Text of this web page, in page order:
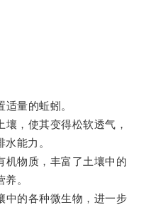
量的蚯蚓。
，使其变得松软透气，
能力。
物质，丰富了土壤中的
。
的各种微生物，进一步